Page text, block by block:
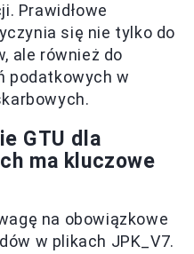
Prawidłowe
się nie tylko do
ale również do
podatkowych w
GTU dla
ma kluczowe
na obowiązkowe
w plikach JPK_V7.